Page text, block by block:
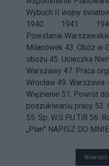
Wybuch II wojny
1940 1941
Powstanie
Milanówek 43. Obóz w
obozu 45. Ucieczka
Warszawy 47. Praca
Wrocław 49. Warszawa
Więzienie 51. Powrót
poszukiwaniu pracy 53.
55. Sp. W.S.P.U.TiR 56.
„Plan” NAPISZ DO MNIE